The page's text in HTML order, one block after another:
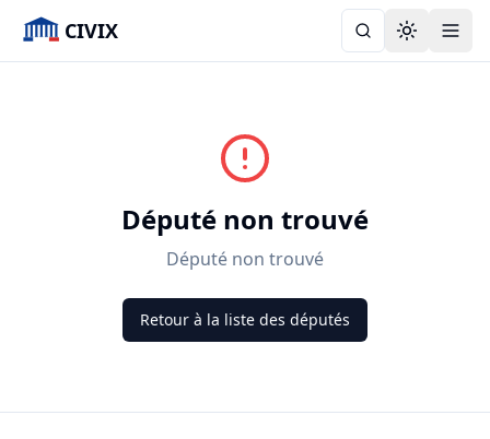
CIVIX Toggle
Député non trouvé
Député non trouvé
Retour à la liste des députés